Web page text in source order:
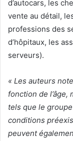
d’autocars, les
vente au détail,
professions des
d’hôpitaux, les
serveurs).
« Les auteurs
fonction de l’âge,
tels que le
conditions
peuvent